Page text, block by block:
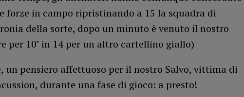
forze in campo ripristinando a 15 la squadra di
della sorte, dopo un minuto è venuto il nostro
per 10’ in 14 per un altro cartellino giallo)
un pensiero affettuoso per il nostro Salvo, vittima di
durante una fase di gioco: a presto!